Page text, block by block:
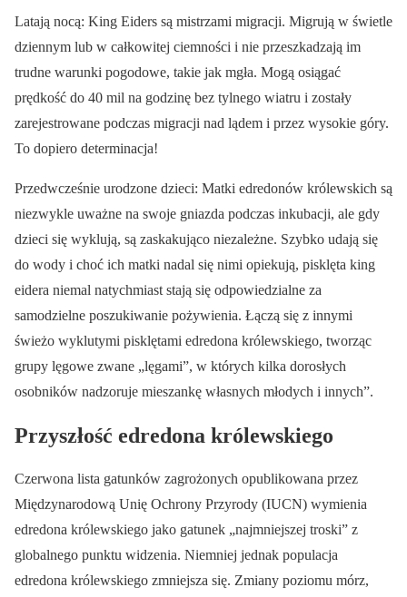
Latają nocą: King Eiders są mistrzami migracji. Migrują w świetle
dziennym lub w całkowitej ciemności i nie przeszkadzają im
trudne warunki pogodowe, takie jak mgła. Mogą osiągać
prędkość do 40 mil na godzinę bez tylnego wiatru i zostały
zarejestrowane podczas migracji nad lądem i przez wysokie góry.
To dopiero determinacja!
Przedwcześnie urodzone dzieci: Matki edredonów królewskich są
niezwykle uważne na swoje gniazda podczas inkubacji, ale gdy
dzieci się wyklują, są zaskakująco niezależne. Szybko udają się
do wody i choć ich matki nadal się nimi opiekują, pisklęta king
eidera niemal natychmiast stają się odpowiedzialne za
samodzielne poszukiwanie pożywienia. Łączą się z innymi
świeżo wyklutymi pisklętami edredona królewskiego, tworząc
grupy lęgowe zwane „lęgami”, w których kilka dorosłych
osobników nadzoruje mieszankę własnych młodych i innych”.
Przyszłość edredona królewskiego
Czerwona lista gatunków zagrożonych opublikowana przez
Międzynarodową Unię Ochrony Przyrody (IUCN) wymienia
edredona królewskiego jako gatunek „najmniejszej troski” z
globalnego punktu widzenia. Niemniej jednak populacja
edredona królewskiego zmniejsza się. Zmiany poziomu mórz,